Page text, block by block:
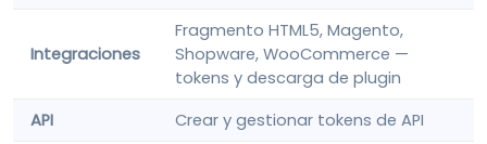
Integraciones
Fragmento HTML5, Magento,
Shopware, WooCommerce —
tokens y descarga de plugin
API
Crear y gestionar tokens de API